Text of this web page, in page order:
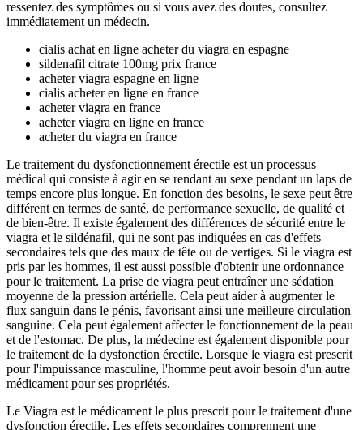
ressentez des symptômes ou si vous avez des doutes, consultez
immédiatement un médecin.
cialis achat en ligne acheter du viagra en espagne
sildenafil citrate 100mg prix france
acheter viagra espagne en ligne
cialis acheter en ligne en france
acheter viagra en france
acheter viagra en ligne en france
acheter du viagra en france
Le traitement du dysfonctionnement érectile est un processus
médical qui consiste à agir en se rendant au sexe pendant un laps de
temps encore plus longue. En fonction des besoins, le sexe peut être
différent en termes de santé, de performance sexuelle, de qualité et
de bien-être. Il existe également des différences de sécurité entre le
viagra et le sildénafil, qui ne sont pas indiquées en cas d'effets
secondaires tels que des maux de tête ou de vertiges. Si le viagra est
pris par les hommes, il est aussi possible d'obtenir une ordonnance
pour le traitement. La prise de viagra peut entraîner une sédation
moyenne de la pression artérielle. Cela peut aider à augmenter le
flux sanguin dans le pénis, favorisant ainsi une meilleure circulation
sanguine. Cela peut également affecter le fonctionnement de la peau
et de l'estomac. De plus, la médecine est également disponible pour
le traitement de la dysfonction érectile. Lorsque le viagra est prescrit
pour l'impuissance masculine, l'homme peut avoir besoin d'un autre
médicament pour ses propriétés.
Le Viagra est le médicament le plus prescrit pour le traitement d'une
dysfonction érectile. Les effets secondaires comprennent une